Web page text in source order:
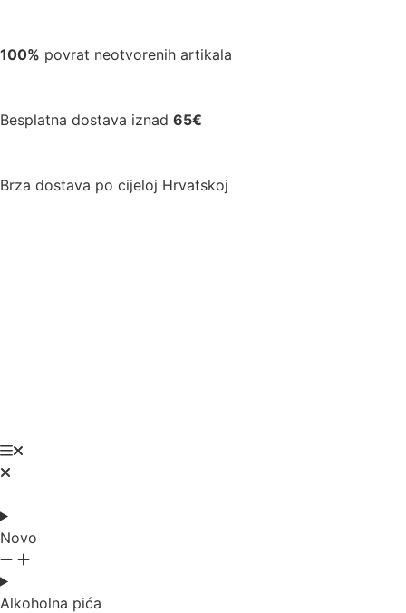
100% povrat neotvorenih artikala
Besplatna dostava iznad 65€
Brza dostava po cijeloj Hrvatskoj
Novo
Alkoholna pića